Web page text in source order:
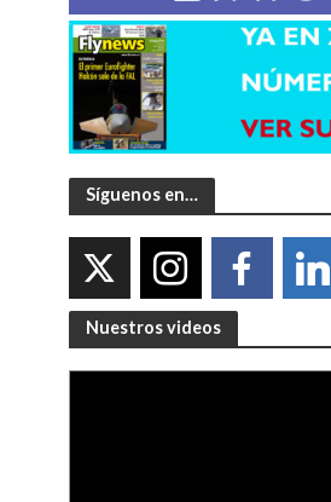
Síguenos en…
Nuestros videos